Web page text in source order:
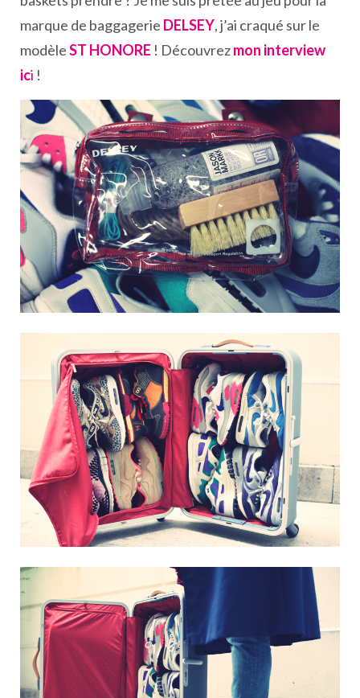
marque de baggagerie DELSEY, j’ai craqué sur le
modèleST HONORE ! Découvrezmon interview
ici !